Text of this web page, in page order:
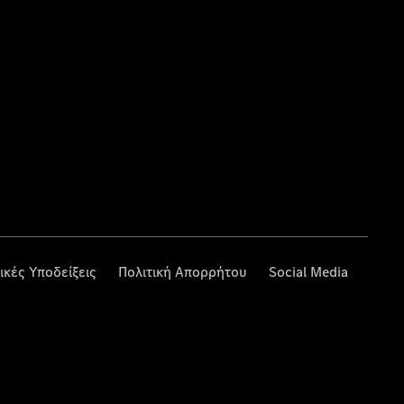
Υποδείξεις Πολιτική Απορρήτου Social Media